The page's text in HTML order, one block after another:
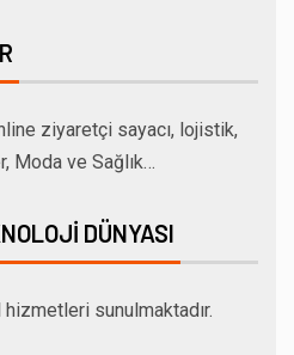
ziyaretçi sayacı, lojistik,
Moda ve Sağlık…
DÜNYASI
sunulmaktadır.